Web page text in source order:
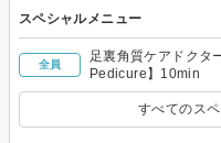
スペシャルメニュー
全員
足裏角質ケアドクタ
Pedicure】10min
すべてのス